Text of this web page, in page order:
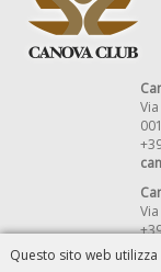
Questo sito web